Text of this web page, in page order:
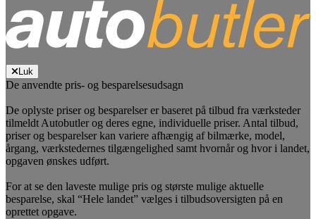
Luk
De anvendte pris- og besparelsesudsagn
De oplyste priser og besparelser er baseret på tilbud fra værksteder
tilmeldt Autobutler og deres egne, individuelle priser. Antal tilbud,
priser og besparelser kan variere afhængig af bilmærke, model,
årgang, værkstedernes tilgængelighed samt hvornår og hvor i landet,
opgaven ønskes udført.
For at se den laveste mulige pris og største mulige aktuelle
besparelse, skal “Hele landet” vælges i tilbudsoversigten på en
oprettet opgave.